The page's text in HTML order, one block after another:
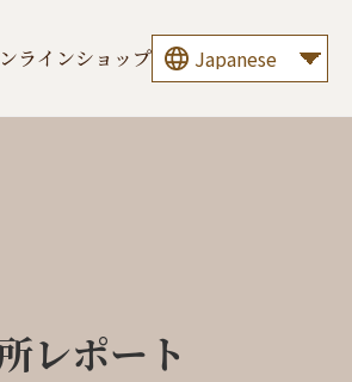
ラインショップ
レポート